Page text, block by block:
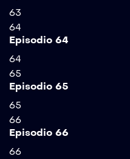
63
64
Episodio 64
64
65
Episodio 65
65
66
Episodio 66
66